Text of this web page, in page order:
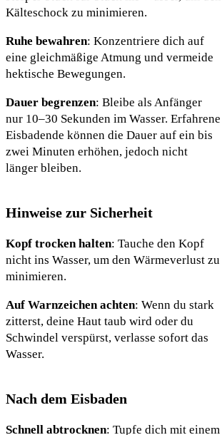
Kälteschock zu minimieren.
Ruhe bewahren: Konzentriere dich auf
eine gleichmäßige Atmung und vermeide
hektische Bewegungen.
Dauer begrenzen: Bleibe als Anfänger
nur 10–30 Sekunden im Wasser. Erfahrene
Eisbadende können die Dauer auf ein bis
zwei Minuten erhöhen, jedoch nicht
länger bleiben.
Hinweise zur Sicherheit
Kopf trocken halten: Tauche den Kopf
nicht ins Wasser, um den Wärmeverlust zu
minimieren.
Auf Warnzeichen achten: Wenn du stark
zitterst, deine Haut taub wird oder du
Schwindel verspürst, verlasse sofort das
Wasser.
Nach dem Eisbaden
Schnell abtrocknen: Tupfe dich mit einem